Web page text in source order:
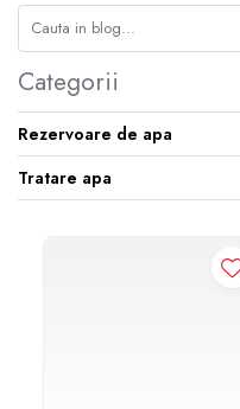
Categorii
Rezervoare de apa
Tratare apa